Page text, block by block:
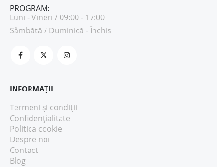
PROGRAM:
Luni - Vineri / 09:00 - 17:00
Sâmbătă / Duminică - Închis
INFORMAȚII
Termeni și condiții
Confidențialitate
Politica cookie
Despre noi
Contact
Blog